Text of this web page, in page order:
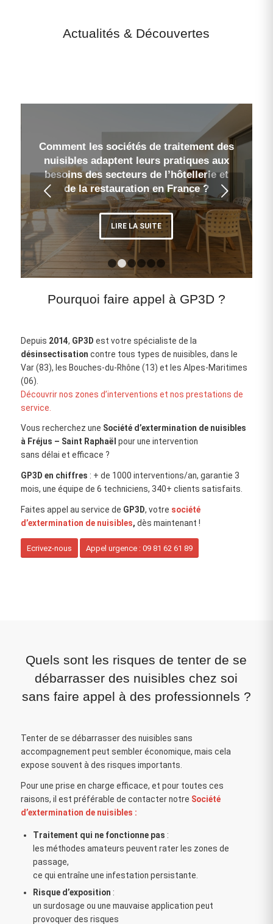
Actualités& Découvertes
Comment les sociétés de traitement des
nuisibles adaptent leurs pratiques aux
besoins des secteurs de l’hôtellerie et
de la restauration en France ?
LIRE LA SUITE
Suivant
2 6
Pourquoi faire appel à GP3D ?
Depuis 2014, GP3D est votre spécialiste de la
désinsectisation contre tous types de nuisibles, dans le
Var (83), les Bouches‑du‑Rhône (13) et les Alpes‑Maritimes
(06).
Découvrir nos zones d’interventions et nos prestations de
service.
Vous recherchez une Société d’extermination de nuisibles
à Fréjus – Saint Raphaël pour une intervention
sans délai et efficace ?
GP3D en chiffres : + de 1000 interventions/an, garantie 3
mois, une équipe de 6 techniciens, 340+ clients satisfaits.
Faites appel au service de GP3D, votre société
d’extermination de nuisibles, dès maintenant !
Ecrivez-nous Appel urgence : 09 81 62 61 89
Quels sont les risques de tenter de se
débarrasser des nuisibles chez soi
sans faire appel à des professionnels ?
Tenter de se débarrasser des nuisibles sans
accompagnement peut sembler économique, mais cela
expose souvent à des risques importants.
Pour une prise en charge efficace, et pour toutes ces
raisons, il est préférable de contacter notre Société
d’extermination de nuisibles :
Traitement qui ne fonctionne pas :
les méthodes amateurs peuvent rater les zones de
passage,
ce qui entraîne une infestation persistante.
Risque d’exposition :
un surdosage ou une mauvaise application peut
provoquer des risques